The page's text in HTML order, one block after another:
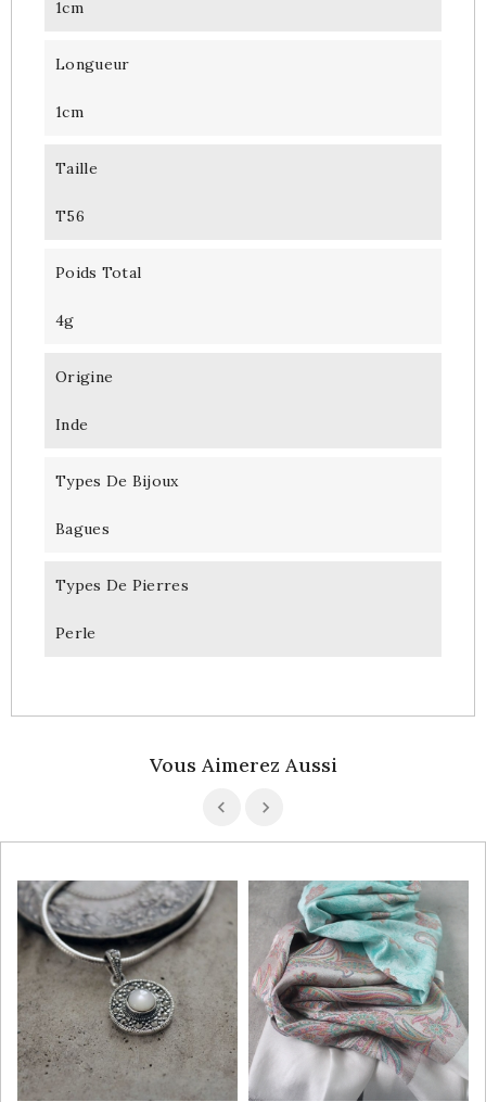
1cm
Longueur
1cm
Taille
T56
Poids Total
4g
Origine
Inde
Types De Bijoux
Bagues
Types De Pierres
Perle
Vous Aimerez Aussi